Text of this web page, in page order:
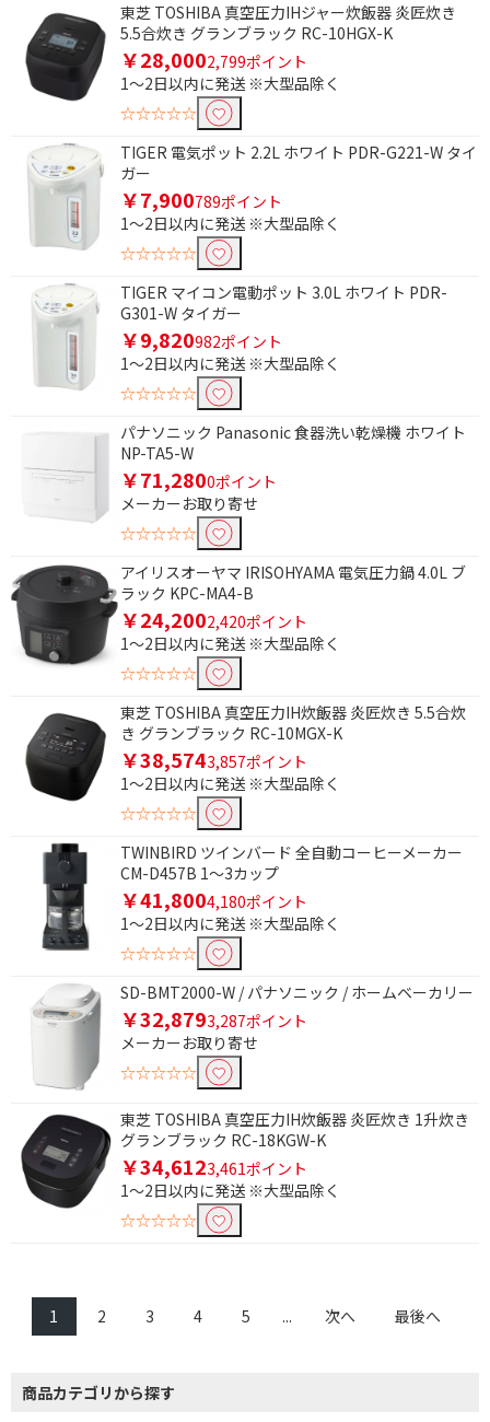
東芝 TOSHIBA 真空圧力IHジャー炊飯器 炎匠炊き
5.5合炊き グランブラック RC-10HGX-K
￥28,0002,799ポイント
1～2日以内に発送 ※大型品除く
☆☆☆☆☆
TIGER 電気ポット 2.2L ホワイト PDR-G221-W タイ
ガー
￥7,900789ポイント
1～2日以内に発送 ※大型品除く
☆☆☆☆☆
TIGER マイコン電動ポット 3.0L ホワイト PDR-
G301-W タイガー
￥9,820982ポイント
1～2日以内に発送 ※大型品除く
☆☆☆☆☆
パナソニック Panasonic 食器洗い乾燥機 ホワイト
NP-TA5-W
￥71,2800ポイント
メーカーお取り寄せ
☆☆☆☆☆
アイリスオーヤマ IRISOHYAMA 電気圧力鍋 4.0L ブ
ラック KPC-MA4-B
￥24,2002,420ポイント
1～2日以内に発送 ※大型品除く
☆☆☆☆☆
東芝 TOSHIBA 真空圧力IH炊飯器 炎匠炊き 5.5合炊
き グランブラック RC-10MGX-K
￥38,5743,857ポイント
1～2日以内に発送 ※大型品除く
☆☆☆☆☆
TWINBIRD ツインバード 全自動コーヒーメーカー
CM-D457B 1～3カップ
￥41,8004,180ポイント
1～2日以内に発送 ※大型品除く
☆☆☆☆☆
SD-BMT2000-W / パナソニック / ホームベーカリー
￥32,8793,287ポイント
メーカーお取り寄せ
☆☆☆☆☆
東芝 TOSHIBA 真空圧力IH炊飯器 炎匠炊き 1升炊き
グランブラック RC-18KGW-K
￥34,6123,461ポイント
1～2日以内に発送 ※大型品除く
☆☆☆☆☆
1 2 3 4 5 ... 次へ 最後へ
商品カテゴリから探す
を除外して検索します。
価格で絞り込む
円
ブランド名で絞り込む
炎舞炊き
炭炊釜
炊きたて
炎匠炊き
便利&快適機能で絞り込む
2段調理
焼き色調節
平プレート
たこ焼きプレート
油カット
鍋プレート
タイマーで絞り込む
有
ドアタイプで絞り込む
タテ開き ヨコ開き
タイプで絞り込む
全自動
ミル付き
ミルなし
浄水ポット
蛇口直結型浄水器
加熱方式で絞り込む
電熱式
消費電力で絞り込む
1001W以上
500W以下